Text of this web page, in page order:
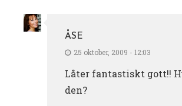
ÅSE
25 oktober, 2009 - 12:03
Låter fantastiskt gott!!
den?